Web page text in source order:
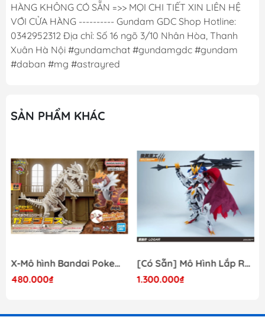
HÀNG KHÔNG CÓ SẴN =>> MỌI CHI TIẾT XIN LIÊN HỆ
VỚI CỬA HÀNG ---------- Gundam GDC Shop Hotline:
0342952312 Địa chỉ: Số 16 ngõ 3/10 Nhân Hòa, Thanh
Xuân Hà Nội #gundamchat #gundamgdc #gundam
#daban #mg #astrayred
SẢN PHẨM KHÁC
X-Mô hình Bandai Pokemon PLAMO COLLECTION Fossil Pokemon Series Tyrantrum
480.000₫
[Có Sẵn] Mô Hình Lắp Ráp 1/60 Barbatos Logar Wolf Remains Meavy Industries
1.300.000₫